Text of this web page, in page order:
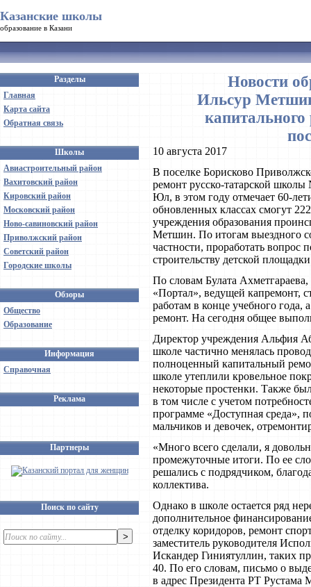
Казанские школы
образование в Казани
Разделы
Главная
Карта сайта
Обратная связь
Школы
Авиастроительный район
Вахитовский район
Кировский район
Московский район
Ново-савиновский район
Приволжский район
Советский район
Городские школы
Обзоры
Общество
Образование
Информация
Справочная
Реклама
Партнеры
Поиск по сайту
Новости
Ильсур
10 августа 2017
В поселке Борисково
ремонт русско-татарской
Юл, в этом году отмечает 60-
обновленных классах смогут
учреждения образования
Метшин. По итогам выездного
частности, проработать
строительству детской
По словам Булата
«Портал», ведущей капремонт,
работам в конце учебного года,
ремонт. На сегодня общее
Директор учреждения Альфия
школе частично менялась
полноценный капитальный
школе утеплили кровельное
некоторые простенки. Также
в том числе с учетом
программе «Доступная среда»,
мальчиков и девочек,
«Много всего сделали, я
промежуточные итоги. По ее
решались с подрядчиком,
коллектива.
Однако в школе остается ряд
дополнительное
отделку коридоров, ремонт
заместитель руководителя
Искандер Гиниятуллин, таких
40. По его словам, письмо о
в адрес Президента РТ Рустама